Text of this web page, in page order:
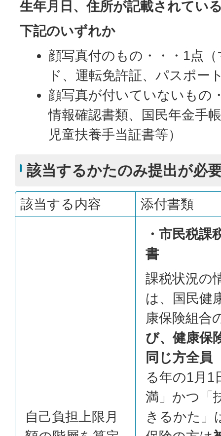
生年月日、住所が記載されてい
下記のいずれか
顔写真付のもの・・・1点
ド、運転免許証、パスポー
顔写真が付いていないもの
情報確認書類、国民年金手
児童扶養手当証書等）
該当するかたのみ提出が必
該当する内容 添付書類
自己負担上限月
・市民税課
書
課税状況の
は、国民健
康保険組合
び、健康保
同じ方全員
る年の1月1
満」かつ「
きるかた」